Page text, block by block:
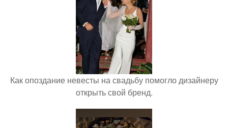
Как опоздание невесты на свадьбу помогло дизайнеру
открыть свой бренд.